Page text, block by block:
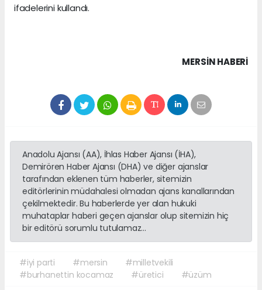
ifadelerini kullandı.
MERSIN HABERİ
Anadolu Ajansı (AA), İhlas Haber Ajansı (İHA),
Demirören Haber Ajansı (DHA) ve diğer ajanslar
tarafından eklenen tüm haberler, sitemizin
editörlerinin müdahalesi olmadan ajans kanallarından
çekilmektedir. Bu haberlerde yer alan hukuki
muhataplar haberi geçen ajanslar olup sitemizin hiç
bir editörü sorumlu tutulamaz...
#iyi parti #mersin
#milletvekili
#burhanettin kocamaz
#üretici #üzüm